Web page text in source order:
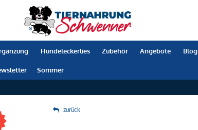
Hundeleckerlies Zubehör Angebote Blog
Sommer
zurück